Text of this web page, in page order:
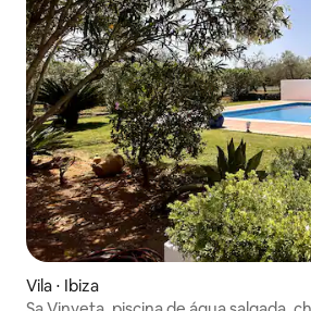
Vila ⋅ Ibiza